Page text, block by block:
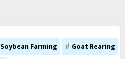
Soybean Farming
Goat Rearing